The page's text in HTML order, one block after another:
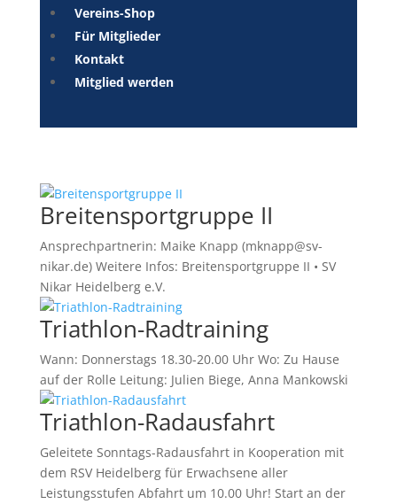
Vereins-Shop
Für Mitglieder
Kontakt
Mitglied werden
Breitensportgruppe II
Ansprechpartnerin: Maike Knapp (mknapp@sv-
nikar.de) Weitere Infos: Breitensportgruppe II • SV
Nikar Heidelberg e.V.
Triathlon-Radtraining
Wann: Donnerstags 18.30-20.00 Uhr Wo: Zu Hause
auf der Rolle Leitung: Julien Biege, Anna Mankowski
Triathlon-Radausfahrt
Geleitete Sonntags-Radausfahrt in Kooperation mit
dem RSV Heidelberg für Erwachsene aller
Leistungsstufen Abfahrt um 10.00 Uhr! Start an der